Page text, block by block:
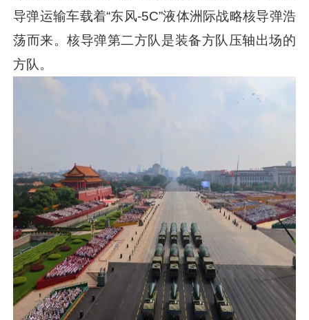
导弹运输车载着“东风-5C”液体洲际战略核导弹浩
荡而来。核导弹第二方队是装备方队压轴出场的
方队。